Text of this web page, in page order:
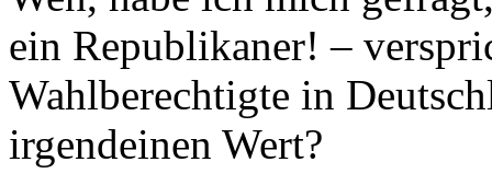
ein Republikaner! –
Wahlberechtigte in
irgendeinen Wert?